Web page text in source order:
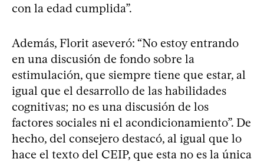
con la edad cumplida”.
Además, Florit aseveró: “No estoy entrando
en una discusión de fondo sobre la
estimulación, que siempre tiene que estar, al
igual que el desarrollo de las habilidades
cognitivas; no es una discusión de los
factores sociales ni el acondicionamiento”. De
hecho, del consejero destacó, al igual que lo
hace el texto del CEIP, que esta no es la única